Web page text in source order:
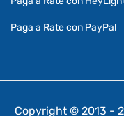
Paga a Rate con PayPal
Copyright © 2013 -